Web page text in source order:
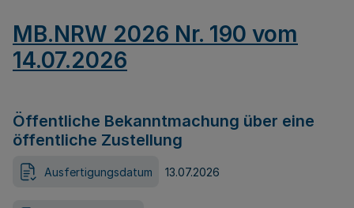
MB.NRW 2026 Nr. 190 vom
14.07.2026
Öffentliche Bekanntmachung über eine
öffentliche Zustellung
Ausfertigungsdatum 13.07.2026